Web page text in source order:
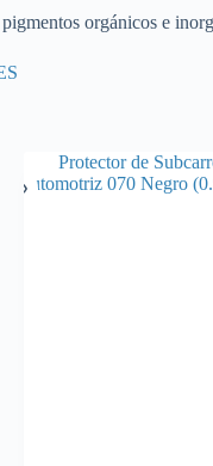
orgánicos e